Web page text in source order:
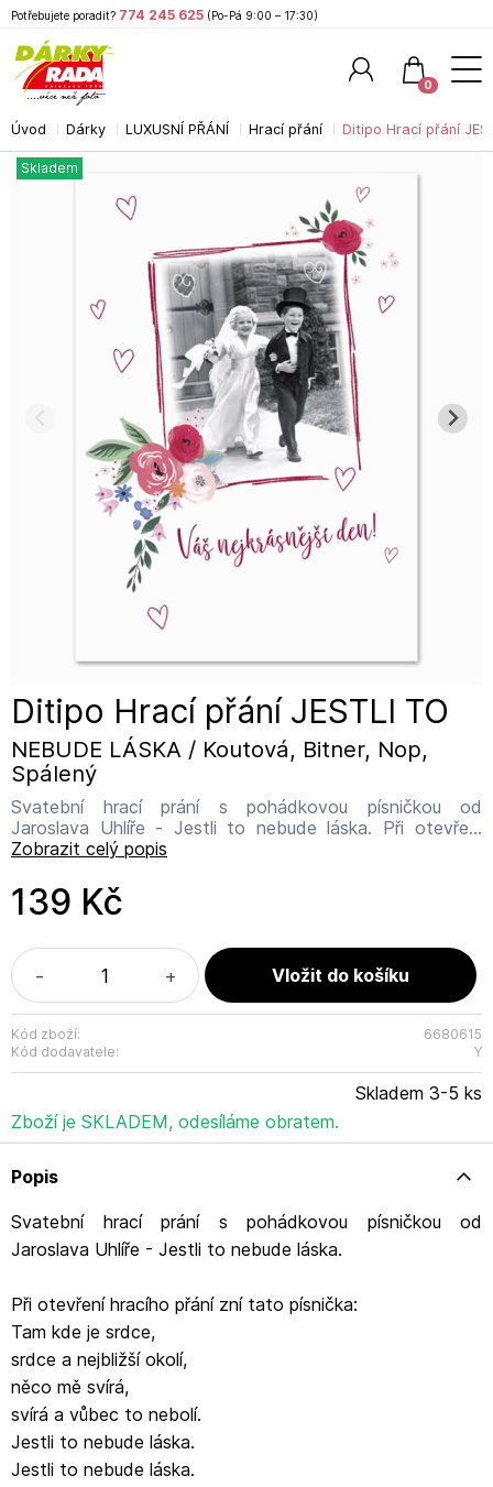
Úvod Dárky LUXUSNÍ PŘÁNÍ Hrací přání Ditipo Hrací přání
Ditipo Hrací přání JESTLI TO
NEBUDE LÁSKA / Koutová, Bitner, Nop,
Spálený
Svatební hrací prání s pohádkovou písničkou od
Jaroslava Uhlíře - Jestli to nebude láska. Při otevření
hracího přání zní tato písnička: Tam kde je srdce, srdce a
Jestli to nebude láska. Jestli to nebude láska. Jestli to
nebude láska. Rozměr hracího přání včetně bílé obálky:
nám. 14, Uherský Brod, 68801 info@ditipo.cz
Zobrazit celý popis
Skladem
139 Kč
- +
Kód zboží:
6680615
Kód dodavatele:
Y
Skladem 3-5 ks
Zboží je SKLADEM, odesíláme obratem.
Popis
Svatební hrací prání s pohádkovou písničkou od
Jaroslava Uhlíře - Jestli to nebude láska.
Při otevření hracího přání zní tato písnička:
Tam kde je srdce,
srdce a nejbližší okolí,
něco mě svírá,
svírá a vůbec to nebolí.
Jestli to nebude láska.
Jestli to nebude láska.
Potřebujete poradit? 774 245 625 (Po-Pá 9:00 – 17:30)
0
Hledat